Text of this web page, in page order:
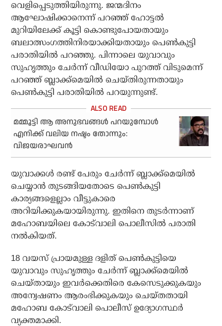
വെളിപ്പെടുത്തിയിരുന്നു. ജന്മദിനം
ആഘോഷിക്കാനെന്ന് പറഞ്ഞ് ഹോട്ടല്‍
മുറിയിലേക്ക് കൂട്ടി കൊണ്ടുപോയതായും
ബലാത്സംഗത്തിനിരയാക്കിയതായും പെണ്‍കുട്ടി
പരാതിയില്‍ പറഞ്ഞു. പിന്നാലെ യുവാവും
സുഹൃത്തും ചേര്‍ന്ന് വീഡിയോ പുറത്ത് വിടുമെന്ന്
പറഞ്ഞ് ബ്ലാക്ക്‌മെയില്‍ ചെയ്തിരുന്നതായും
പെണ്‍കുട്ടി പരാതിയില്‍ പറയുന്നുണ്ട്.
മമ്മൂട്ടി ആ അനുഭവങ്ങൾ പറയുമ്പോൾ
എനിക്ക് വലിയ നഷ്ടം തോന്നും:
വിജയരാഘവൻ
യുവാക്കള്‍ രണ്ട് പേരും ചേര്‍ന്ന് ബ്ലാക്ക്‌മെയില്‍
ചെയ്യാന്‍ തുടങ്ങിയതോടെ പെണ്‍കുട്ടി
കാര്യങ്ങളെല്ലാം വീട്ടുകാരെ
അറിയിക്കുകയായിരുന്നു. ഇതിനെ തുടര്‍ന്നാണ്
മഹോബയിലെ കോട്‌വാലി പൊലീസില്‍ പരാതി
നല്‍കിയത്.
18 വയസ് പ്രായമുള്ള ദളിത് പെണ്‍കുട്ടിയെ
യുവാവും സുഹൃത്തും ചേര്‍ന്ന് ബ്ലാക്ക്‌മെയില്‍
ചെയ്തായും ഇവര്‍ക്കെതിരെ കേസെടുക്കുകയും
അന്വേഷണം ആരംഭിക്കുകയും ചെയ്തതായി
മഹോബ കോട്‌വാലി പൊലീസ് ഉദ്യോഗസ്ഥര്‍
വ്യക്തമാക്കി.